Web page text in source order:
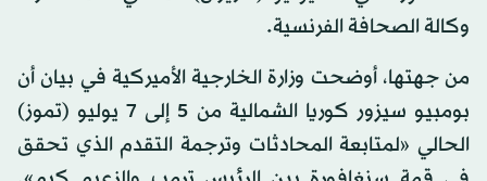
وكالة الصحافة الفرنسية.
من جهتها، أوضحت وزارة الخارجية الأميركية في بيان أن
بومبيو سيزور كوريا الشمالية من 5 إلى 7 يوليو (تموز)
الحالي «لمتابعة المحادثات وترجمة التقدم الذي تحقق